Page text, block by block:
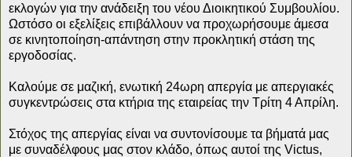
εκλογών για την ανάδειξη του νέου Διοικητικού Συμβουλίου.
Ωστόσο οι εξελίξεις επιβάλλουν να προχωρήσουμε άμεσα
σε κινητοποίηση-απάντηση στην προκλητική στάση της
εργοδοσίας.
Καλούμε σε μαζική, ενωτική 24ωρη απεργία με απεργιακές
συγκεντρώσεις στα κτήρια της εταιρείας την Τρίτη 4 Απρίλη.
Στόχος της απεργίας είναι να συντονίσουμε τα βήματά μας
με συναδέλφους μας στον κλάδο, όπως αυτοί της Victus,